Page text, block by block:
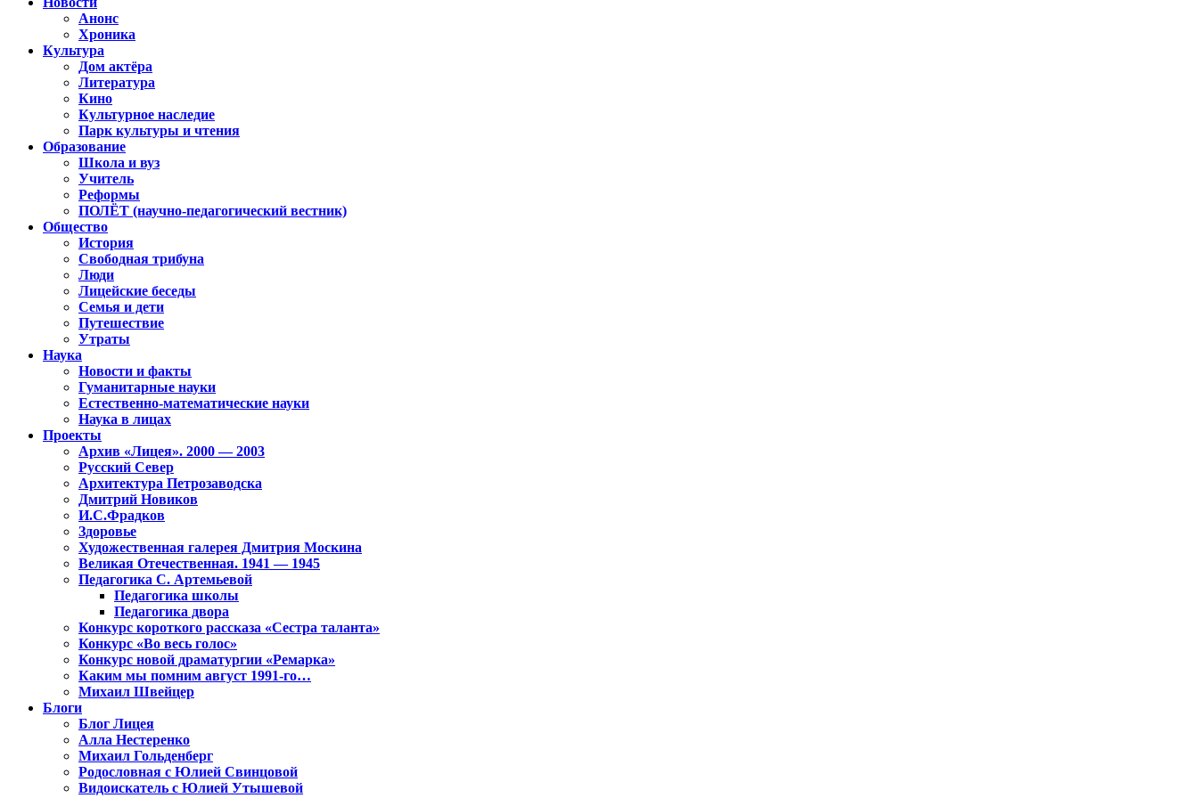
Анонс
Хроника
Культура
Дом актёра
Литература
Кино
Культурное наследие
Парк культуры и чтения
Образование
Школа и вуз
Учитель
Реформы
ПОЛЁТ (научно-педагогический вестник)
Общество
История
Свободная трибуна
Люди
Лицейские беседы
Семья и дети
Путешествие
Утраты
Наука
Новости и факты
Гуманитарные науки
Естественно-математические науки
Наука в лицах
Проекты
Архив «Лицея». 2000 — 2003
Русский Север
Архитектура Петрозаводска
Дмитрий Новиков
И.С.Фрадков
Здоровье
Художественная галерея Дмитрия Москина
Великая Отечественная. 1941 — 1945
Педагогика С. Артемьевой
Педагогика школы
Педагогика двора
Конкурс короткого рассказа «Сестра таланта»
Конкурс «Во весь голос»
Конкурс новой драматургии «Ремарка»
Каким мы помним август 1991-го…
Михаил Швейцер
Блоги
Блог Лицея
Алла Нестеренко
Михаил Гольденберг
Родословная с Юлией Свинцовой
Видоискатель с Юлией Утышевой